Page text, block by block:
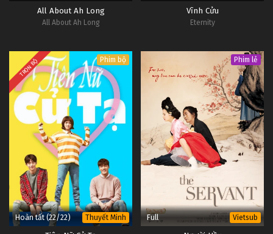
All About Ah Long
All About Ah Long
Vĩnh Cửu
Eternity
TRỌN BỘ Phim bộ
Hoàn tất (22/22) Thuyết Minh
Phim lẻ
Full Vietsub